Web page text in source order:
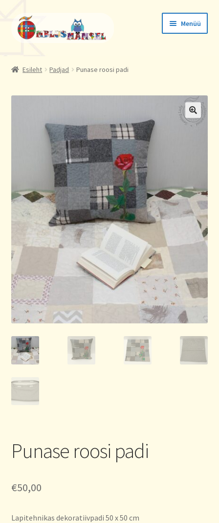
Liigu
navigeerimisele
Liigu
sisu
juurde
Menüü
Esileht Padjad Punase roosi padi
🔍
Punase roosi padi
€50,00
Lapitehnikas dekoratiivpadi 50 x 50 cm